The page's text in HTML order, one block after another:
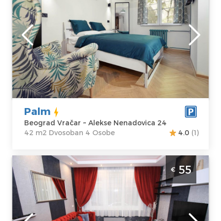
Beograd
Lokacija:
Beograd Vračar
Adresa:Alekse
Nenadovica 24
Cena50 €
Gosti:
Kvadratura :42
m2
Struktura :
Dvosoban
Palm
Beograd Vračar ~ Alekse Nenadovica 24
42 m2 Dvosoban 4 Osobe
4.0 (1)
Dvosoban Apartman Lovac Beograd Vračar
Beograd
Lokacija:
Beograd Vračar
Kvadratura :35
€ 55